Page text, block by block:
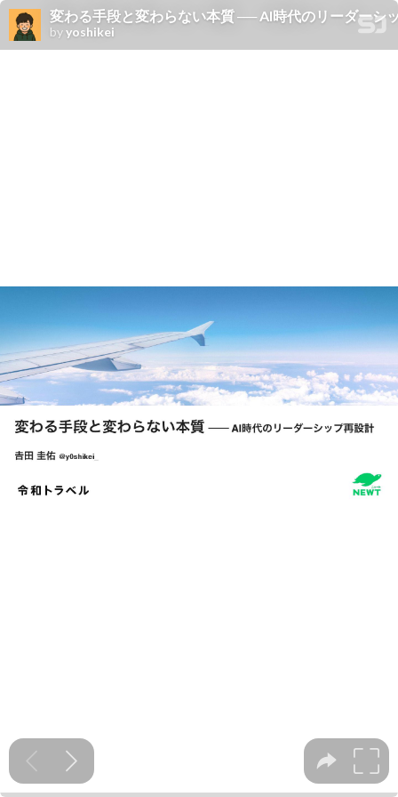
変わる手段と変わらない本質 ── AI時代のリーダーシ
byyoshikei